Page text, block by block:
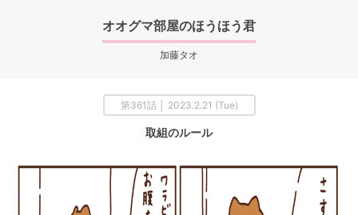
オオグマ部屋のほうほう君
加藤タオ
第361話 │ 2023.2.21 (Tue)
取組のルール